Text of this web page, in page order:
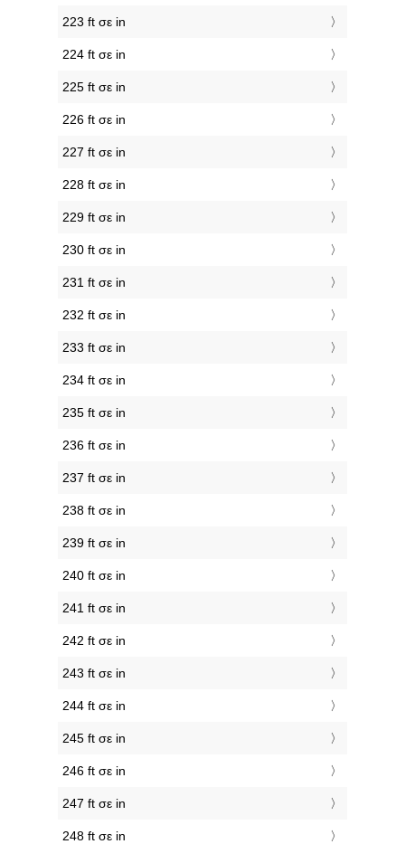
223 ft σε in
224 ft σε in
225 ft σε in
226 ft σε in
227 ft σε in
228 ft σε in
229 ft σε in
230 ft σε in
231 ft σε in
232 ft σε in
233 ft σε in
234 ft σε in
235 ft σε in
236 ft σε in
237 ft σε in
238 ft σε in
239 ft σε in
240 ft σε in
241 ft σε in
242 ft σε in
243 ft σε in
244 ft σε in
245 ft σε in
246 ft σε in
247 ft σε in
248 ft σε in